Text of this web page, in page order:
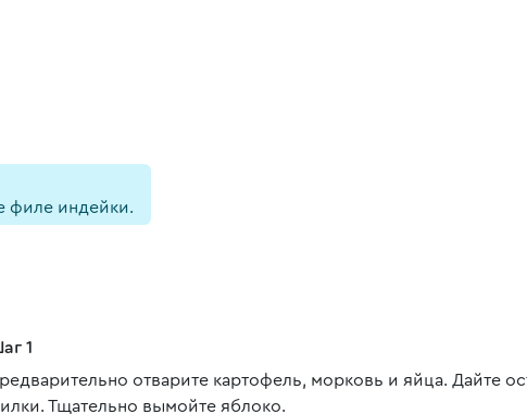
филе индейки.
1
отварите картофель, морковь и яйца. Дайте
Тщательно вымойте яблоко.